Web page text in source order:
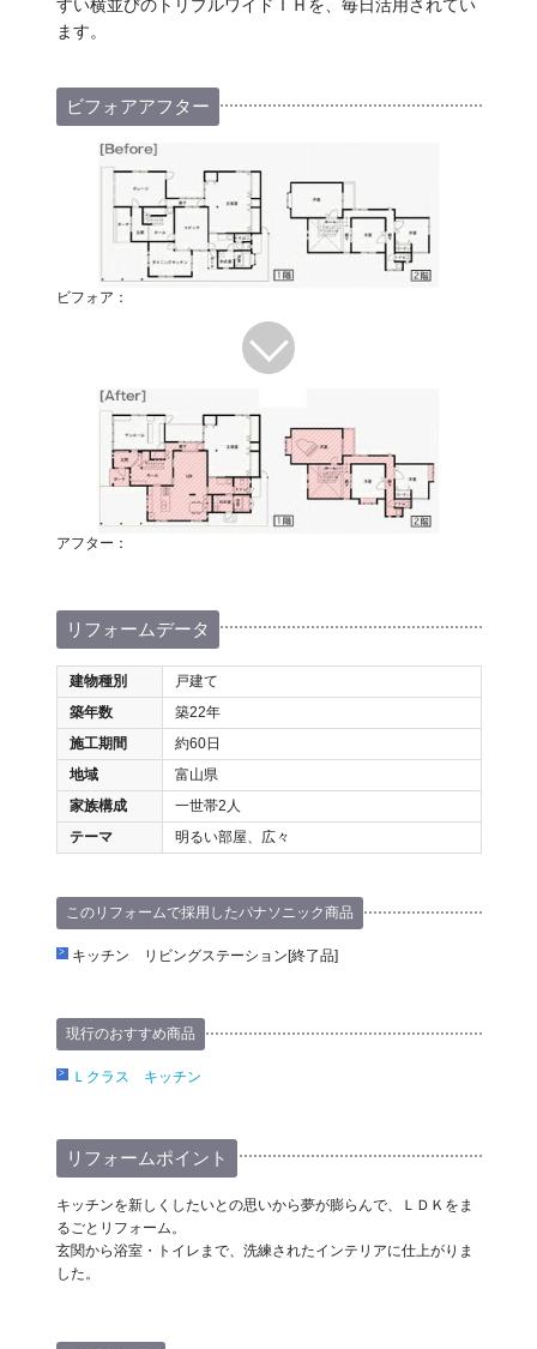
すい横並びのトリプルワイドＩＨを、毎日活用されてい
ます。
ビフォアアフター
ビフォア：
アフター：
リフォームデータ
建物種別
戸建て
築年数
築22年
施工期間
約60日
地域
富山県
家族構成
一世帯2人
テーマ
明るい部屋、広々
このリフォームで採用したパナソニック商品
キッチン リビングステーション[終了品]
現行のおすすめ商品
Ｌクラス キッチン
リフォームポイント
キッチンを新しくしたいとの思いから夢が膨らんで、ＬＤＫをま
るごとリフォーム。
玄関から浴室・トイレまで、洗練されたインテリアに仕上がりま
した。